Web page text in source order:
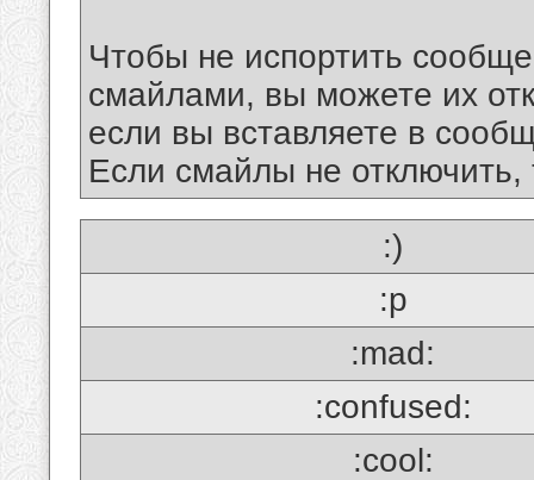
Чтобы не испортить
смайлами, вы можете их
если вы вставляете в
Если смайлы не отключить,
:)
:p
:mad:
:confused:
:cool: